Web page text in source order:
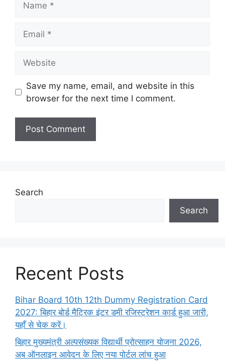
Save my name, email, and website in this
browser for the next time I comment.
Search
Search
Recent Posts
Bihar Board 10th 12th Dummy Registration Card
2027: बिहार बोर्ड मैट्रिक इंटर डमी रजिस्ट्रेशन कार्ड हुआ जारी,
यहाँ से चेक करें।
बिहार मुख्यमंत्री अल्पसंख्यक विद्यार्थी प्रोत्साहन योजना 2026,
अब ऑनलाइन आवेदन के लिए नया पोर्टल लांच हुआ